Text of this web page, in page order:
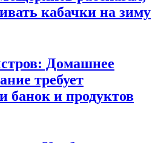
кабачки на зиму
Домашнее
требует
банок и продуктов